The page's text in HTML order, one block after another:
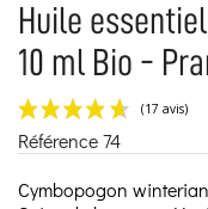
Huile
10 ml Bio -
Référence74
Cymbopogon